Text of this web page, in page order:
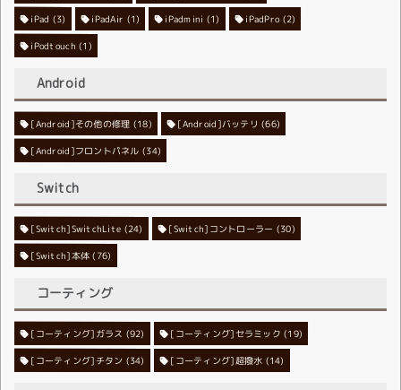
iPad (3) iPadAir (1) iPadmini (1) iPadPro(2)
iPodtouch (1)
Android
[Android]その他の修理 (18) [Android]バッテリ (66)
[Android]フロントパネル (34)
Switch
[Switch]SwitchLite (24) [Switch]コントローラー (30)
[Switch]本体 (76)
コーティング
[コーティング]ガラス (92) [コーティング]セラミック (19)
[コーティング]チタン (34) [コーティング]超撥水 (14)